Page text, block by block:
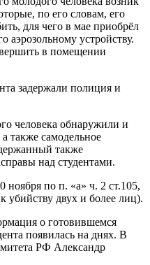
по его словам, его
для чего в мае приобрёл
аэрозольному устройству.
в помещении
задержали полиция и
человека обнаружили и
также самодельное
также
над студентами.
ноября по п. «а» ч. 2 ст.105,
убийству двух и более лиц).
о готовившемся
появилась на днях. В
РФ Александр